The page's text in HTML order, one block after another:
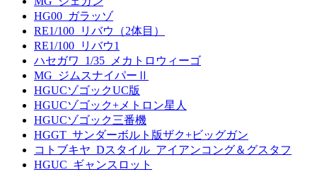
HG00_ガラッゾ
RE1/100_リバウ（2体目）
RE1/100_リバウ1
ハセガワ_1/35_メカトロウィーゴ
MG_ジムスナイパーⅡ
HGUCゾゴックUC版
HGUCゾゴック+メトロン星人
HGUCゾゴック三番機
HGGT_サンダーボルト版ザク+ビッグガン
コトブキヤ_Dスタイル_アイアンコング＆グスタフ
HGUC_ギャンスロット